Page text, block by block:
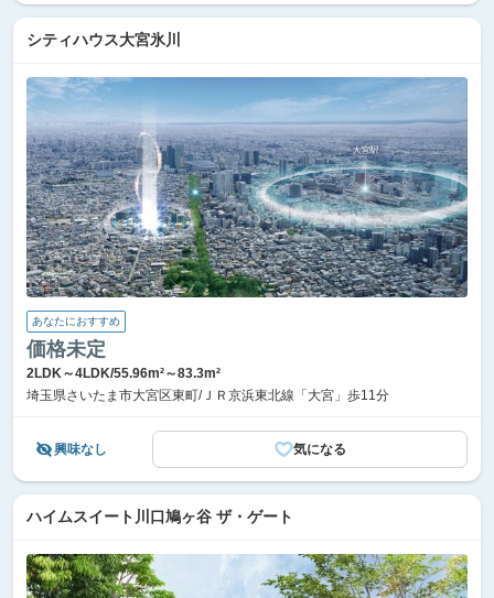
シティハウス大宮氷川
あなたにおすすめ
価格未定
2LDK～4LDK/55.96m²～83.3m²
埼玉県さいたま市大宮区東町/ＪＲ京浜東北線「大宮」歩11分
興味なし 気になる
ハイムスイート川口鳩ヶ谷 ザ・ゲート